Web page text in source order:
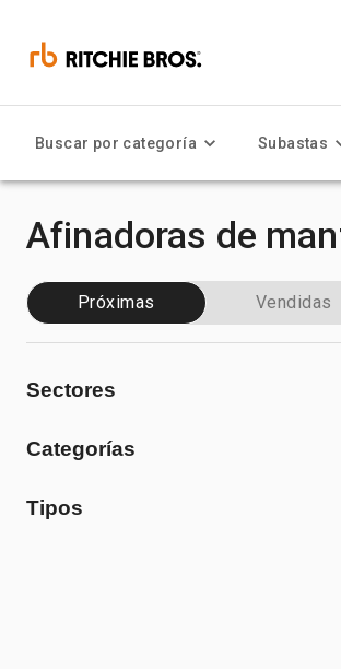
Buscar por categoría Subastas
Afinadoras de
Próximas Vendidas
Sectores
Categorías
Tipos